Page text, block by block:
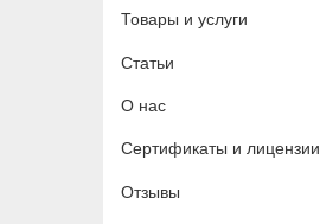
Товары и услуги
Статьи
О нас
Сертификаты и лицензии
Отзывы